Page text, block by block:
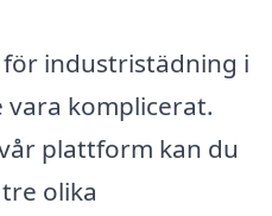
industristädning i
vara komplicerat.
plattform kan du
olika